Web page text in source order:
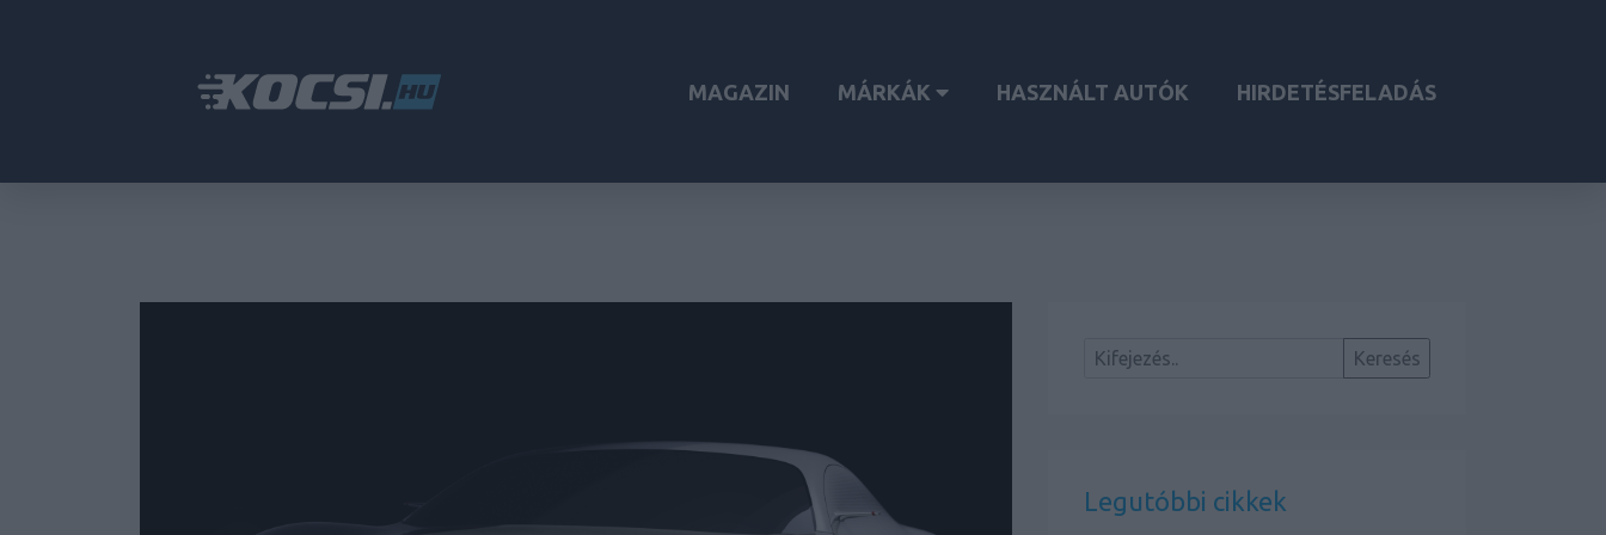
MAGAZIN MÁRKÁK HASZNÁLT AUTÓK HIRDETÉSFELADÁS
Legutóbbi cikkek